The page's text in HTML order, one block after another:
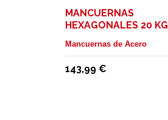
MANCUERNAS
HEXAGONALES 20 KG
Mancuernas de Acero
143,99 €